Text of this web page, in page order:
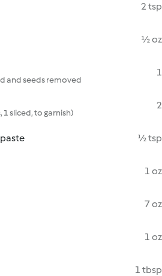
2 tsp
½ oz
and seeds removed
1
sliced, to garnish)
2
½ tsp
1 oz
7 oz
1 oz
1 tbsp